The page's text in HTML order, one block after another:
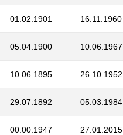
01.02.1901 16.11.1960
05.04.1900 10.06.1967
10.06.1895 26.10.1952
29.07.1892 05.03.1984
00.00.1947 27.01.2015